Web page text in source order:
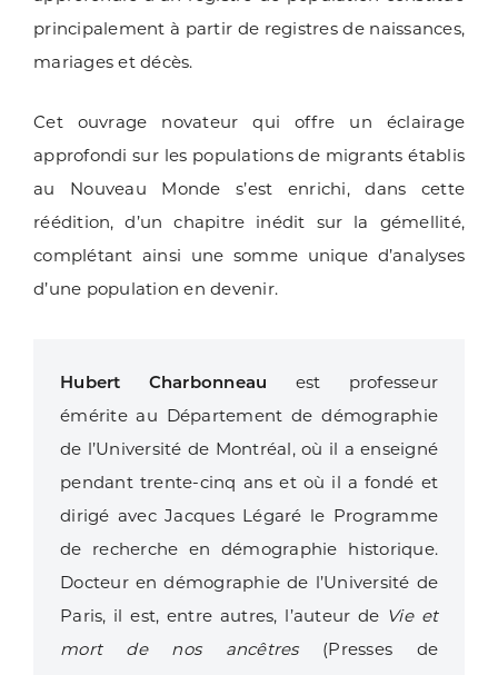
principalement à partir de registres de naissances,
mariages et décès.
Cet ouvrage novateur qui offre un éclairage
approfondi sur les populations de migrants établis
au Nouveau Monde s’est enrichi, dans cette
réédition, d’un chapitre inédit sur la gémellité,
complétant ainsi une somme unique d’analyses
d’une population en devenir.
Hubert Charbonneau est professeur
émérite au Département de démographie
de l’Université de Montréal, où il a enseigné
pendant trente-cinq ans et où il a fondé et
dirigé avec Jacques Légaré le Programme
de recherche en démographie historique.
Docteur en démographie de l’Université de
Paris, il est, entre autres, l’auteur de Vie et
mort de nos ancêtres(Presses de